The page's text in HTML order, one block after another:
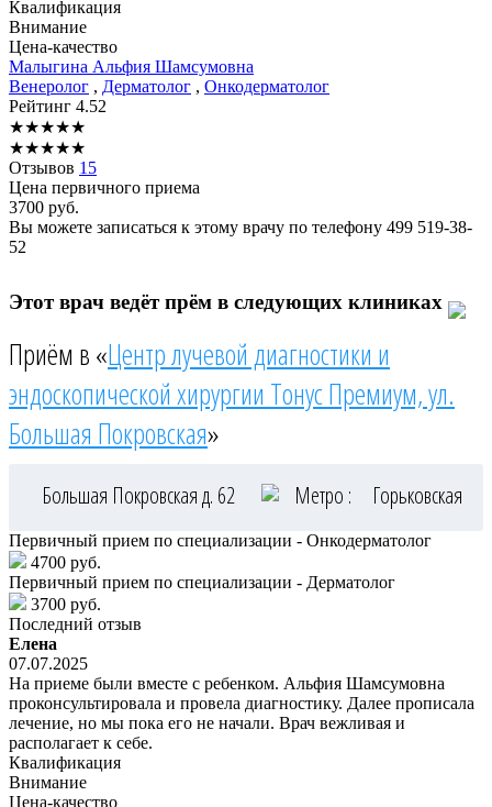
Квалификация
Внимание
Цена-качество
Малыгина Альфия Шамсумовна
Венеролог , Дерматолог , Онкодерматолог
Рейтинг 4.52
★★★★★
★★★★★
Отзывов 15
Цена первичного приема
3700 руб.
Вы можете записаться к этому врачу по телефону 499 519-38-
52
Этот врач ведёт прём в следующих клиниках
Приём в «Центр лучевой диагностики и
эндоскопической хирургии Тонус Премиум, ул.
Большая Покровская»
Большая Покровская д. 62 Метро : Горьковская
Первичный прием по специализации - Онкодерматолог
4700 руб.
Первичный прием по специализации - Дерматолог
3700 руб.
Последний отзыв
Елена
07.07.2025
На приеме были вместе с ребенком. Альфия Шамсумовна
проконсультировала и провела диагностику. Далее прописала
лечение, но мы пока его не начали. Врач вежливая и
располагает к себе.
Квалификация
Внимание
Цена-качество